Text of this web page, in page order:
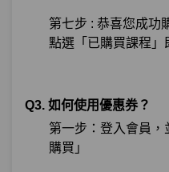
第七步 : 恭喜您成功
點選「已購買課程」
Q3. 如何使用優惠券？
第一步：登入會員
購買」